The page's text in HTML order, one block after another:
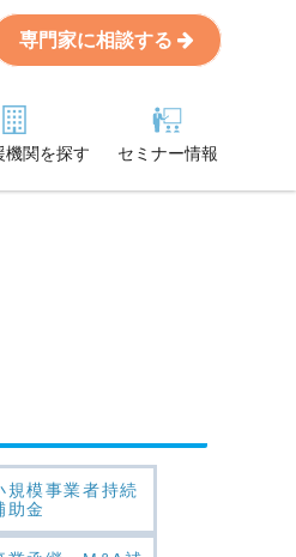
専門家に相談する
機関を探す セミナー情報
規模事業者持続
助金